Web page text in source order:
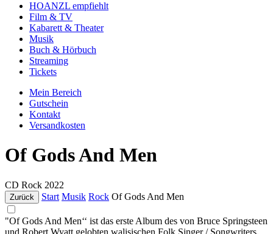
HOANZL empfiehlt
Film & TV
Kabarett & Theater
Musik
Buch & Hörbuch
Streaming
Tickets
Mein Bereich
Gutschein
Kontakt
Versandkosten
Of Gods And Men
CD Rock 2022
Zurück Start Musik Rock Of Gods And Men
"Of Gods And Men‘‘ ist das erste Album des von Bruce Springsteen
und Robert Wyatt gelobten walisischen Folk Singer / Songwriters,